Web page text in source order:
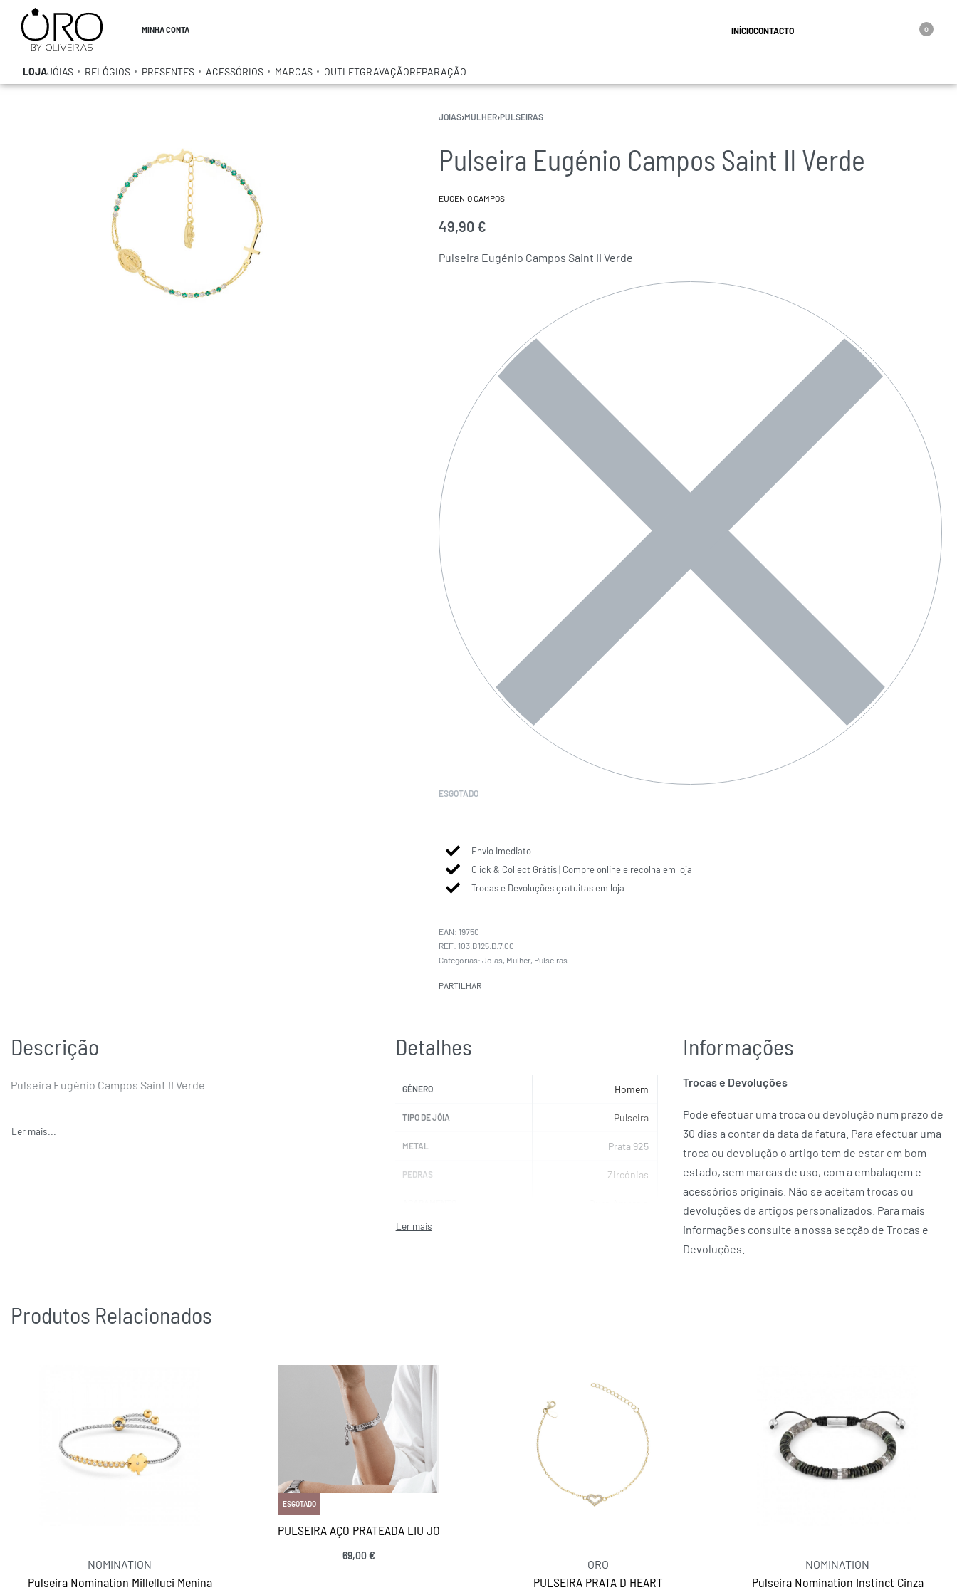
MINHA CONTA INÍCIOCONTACTO 0
LOJAJÓIAS RELÓGIOS PRESENTES ACESSÓRIOS MARCAS OUTLETGRAVAÇÃOREPARAÇÃO
JOIAS›MULHER›PULSEIRAS
Pulseira Eugénio Campos Saint II Verde
EUGENIO CAMPOS
49,90 €
Pulseira Eugénio Campos Saint II Verde
ESGOTADO
Envio Imediato
Click & Collect Grátis | Compre online e recolha em loja
Trocas e Devoluções gratuitas em loja
EAN: 19750
103.B125.D.7.00
Categorias:Joias, Mulher, Pulseiras
PARTILHAR
Descrição
Pulseira Eugénio Campos Saint II Verde
Detalhes
GÉNERO Homem
TIPO DE JÓIA Pulseira
METAL Prata 925
PEDRAS Zircónias
COMPRIMENTO
Informações
Trocas e Devoluções
Pode efectuar uma troca ou devolução num prazo de
30 dias a contar da data da fatura. Para efectuar uma
troca ou devolução o artigo tem de estar em bom
estado, sem marcas de uso, com a embalagem e
acessórios originais. Não se aceitam trocas ou
devoluções de artigos personalizados. Para mais
informações consulte a nossa secção de Trocas e
Devoluções.
Produtos Relacionados
NOMINATION
Pulseira Nomination Millelluci Menina
ESGOTADO
PULSEIRA AÇO PRATEADA LIU JO
69,00€
ORO
PULSEIRA PRATA D HEART
NOMINATION
Pulseira Nomination Instinct Cinza